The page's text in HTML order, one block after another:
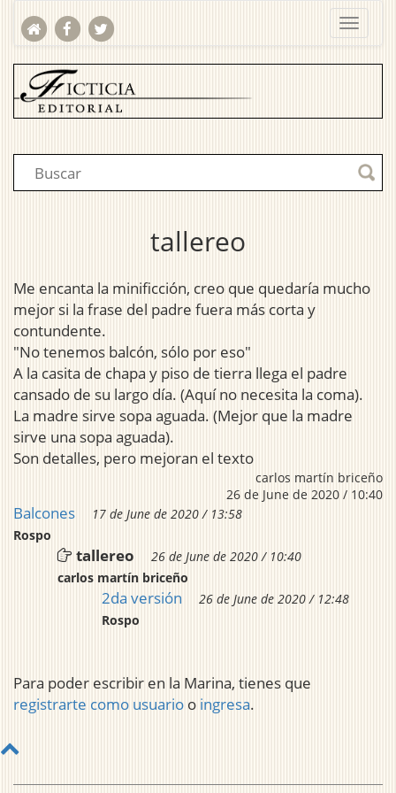
tallereo
Me encanta la minificción, creo que quedaría mucho
mejor si la frase del padre fuera más corta y
contundente.
"No tenemos balcón, sólo por eso"
A la casita de chapa y piso de tierra llega el padre
cansado de su largo día. (Aquí no necesita la coma).
La madre sirve sopa aguada. (Mejor que la madre
sirve una sopa aguada).
Son detalles, pero mejoran el texto
carlos martín briceño
26 de June de 2020 / 10:40
Balcones
17 de June de 2020 / 13:58
Rospo
tallereo
26 de June de 2020 / 10:40
carlos martín briceño
2da versión
26 de June de 2020 / 12:48
Rospo
Para poder escribir en la Marina, tienes que
registrarte como usuario o ingresa.